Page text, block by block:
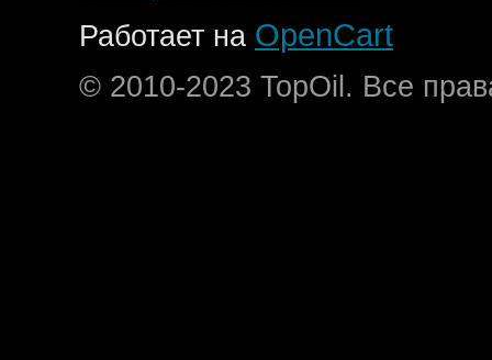
Работает на OpenCart
© 2010-2023 TopOil. Все